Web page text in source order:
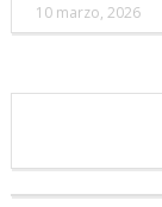
10 marzo, 2026